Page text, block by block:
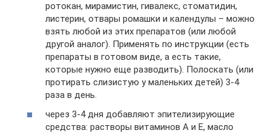
ротокан, мирамистин, гивалекс, стоматидин,
листерин, отвары ромашки и календулы – можно
взять любой из этих препаратов (или любой
другой аналог). Применять по инструкции (есть
препараты в готовом виде, а есть такие,
которые нужно еще разводить). Полоскать (или
протирать слизистую у маленьких детей) 3-4
раза в день.
через 3-4 дня добавляют эпителизирующие
средства: растворы витаминов А и Е, масло